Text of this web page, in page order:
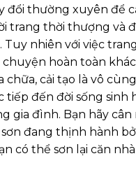
đổi thường xuyên để
trang thời thượng và
nhiên với việc
chuyện hoàn toàn
chữa, cải tạo là vô
đến đời sống sinh
gia đình. Bạn hãy cân
đang thịnh hành
có thể sơn lại căn